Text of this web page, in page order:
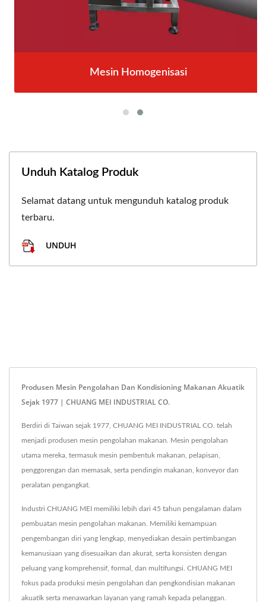
Mesin Homogenisasi
Unduh Katalog Produk
Selamat datang untuk mengunduh katalog produk
terbaru.
UNDUH
Produsen Mesin Pengolahan Dan Kondisioning Makanan Akuatik
Sejak 1977 | CHUANG MEI INDUSTRIAL CO.
Berdiri di Taiwan sejak 1977, CHUANG MEI INDUSTRIAL CO. telah
menjadi produsen mesin pengolahan makanan. Mesin pengolahan
utama mereka, termasuk mesin pembentuk makanan, pelapisan,
penggorengan dan memasak, serta pendingin makanan, konveyor dan
peralatan pengangkat.
Industri CHUANG MEI memiliki lebih dari 45 tahun pengalaman dalam
pembuatan mesin pengolahan makanan. Memiliki kemampuan
pengembangan diri yang lengkap, menyediakan desain pertimbangan
kemanusiaan yang disesuaikan dan akurat, serta konsisten dengan
peluang yang komprehensif, formal, dan multifungsi. CHUANG MEI
fokus pada produksi mesin pengolahan dan pengkondisian makanan
akuatik serta menawarkan layanan yang ramah kepada pelanggan.